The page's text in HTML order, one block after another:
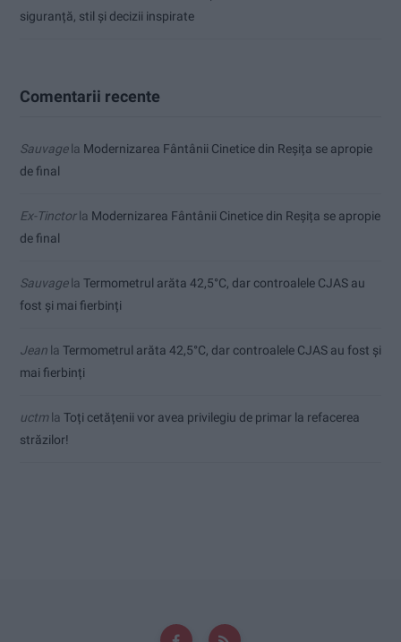
siguranță, stil și decizii inspirate
Comentarii recente
Sauvagela Modernizarea Fântânii Cinetice din Reșița se apropie
de final
Ex-Tinctorla Modernizarea Fântânii Cinetice din Reșița se apropie
de final
Sauvagela Termometrul arăta 42,5°C, dar controalele CJAS au
fost și mai fierbinți
Jean la Termometrul arăta 42,5°C, dar controalele CJAS au fost și
mai fierbinți
uctmla Toți cetățenii vor avea privilegiu de primar la refacerea
străzilor!